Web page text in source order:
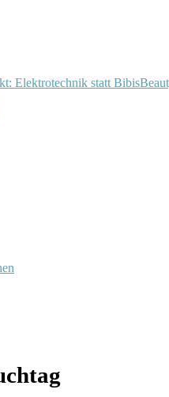
Elektrotechnik statt